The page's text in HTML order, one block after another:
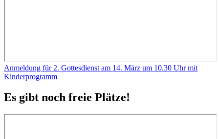
Anmeldung für 2. Gottesdienst am 14. März um 10.30 Uhr mit
Kinderprogramm
Es gibt noch freie Plätze!